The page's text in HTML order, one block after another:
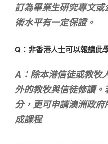
訂為畢業生研究專文
術水平有一定保證。
Q：非香港人士可以報讀此
A：除本港信徒或教牧
外的教牧與信徒修讀
分，更可申請澳洲政
成課程